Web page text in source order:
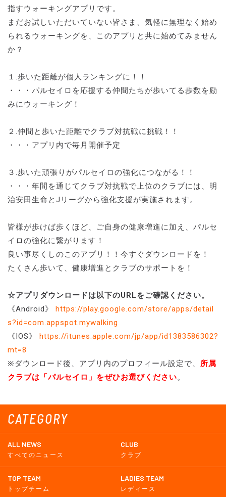
CATEGORY
ALL NEWS
すべてのニュース
CLUB
クラブ
TOP TEAM
トップチーム
LADIES TEAM
レディース
指すウォーキングアプリです。
まだお試しいただいていない皆さま、気軽に無理なく始め
られるウォーキングを、このアプリと共に始めてみません
か？
１.歩いた距離が個人ランキングに！！
・・・パルセイロを応援する仲間たちが歩いてる歩数を励
みにウォーキング！
２.仲間と歩いた距離でクラブ対抗戦に挑戦！！
・・・アプリ内で毎月開催予定
３.歩いた頑張りがパルセイロの強化につながる！！
・・・年間を通じてクラブ対抗戦で上位のクラブには、明
治安田生命とJリーグから強化支援が実施されます。
皆様が歩けば歩くほど、ご自身の健康増進に加え、パルセ
イロの強化に繋がります！
良い事尽くしのこのアプリ！！今すぐダウンロードを！
たくさん歩いて、健康増進とクラブのサポートを！
☆アプリダウンロードは以下のURLをご確認ください。
《Android》 https://play.google.com/store/apps/detail
s?id=com.appspot.mywalking
《IOS》 https://itunes.apple.com/jp/app/id1383586302?
mt=8
※ダウンロード後、アプリ内のプロフィール設定で、 所属
クラブは「パルセイロ」をぜひお選びください。